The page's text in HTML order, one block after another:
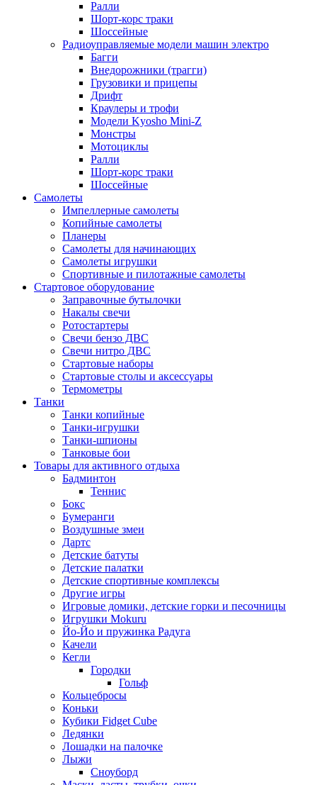
Ралли
Шорт-корс траки
Шоссейные
Радиоуправляемые модели машин электро
Багги
Внедорожники (трагги)
Грузовики и прицепы
Дрифт
Краулеры и трофи
Модели Kyosho Mini-Z
Монстры
Мотоциклы
Ралли
Шорт-корс траки
Шоссейные
Самолеты
Импеллерные самолеты
Копийные самолеты
Планеры
Самолеты для начинающих
Самолеты игрушки
Спортивные и пилотажные самолеты
Стартовое оборудование
Заправочные бутылочки
Накалы свечи
Ротостартеры
Свечи бензо ДВС
Свечи нитро ДВС
Стартовые наборы
Стартовые столы и аксессуары
Термометры
Танки
Танки копийные
Танки-игрушки
Танки-шпионы
Танковые бои
Товары для активного отдыха
Бадминтон
Теннис
Бокс
Бумеранги
Воздушные змеи
Дартс
Детские батуты
Детские палатки
Детские спортивные комплексы
Другие игры
Игровые домики, детские горки и песочницы
Игрушки Mokuru
Йо-Йо и пружинка Радуга
Качели
Кегли
Городки
Гольф
Кольцебросы
Коньки
Кубики Fidget Cube
Ледянки
Лошадки на палочке
Лыжи
Сноуборд